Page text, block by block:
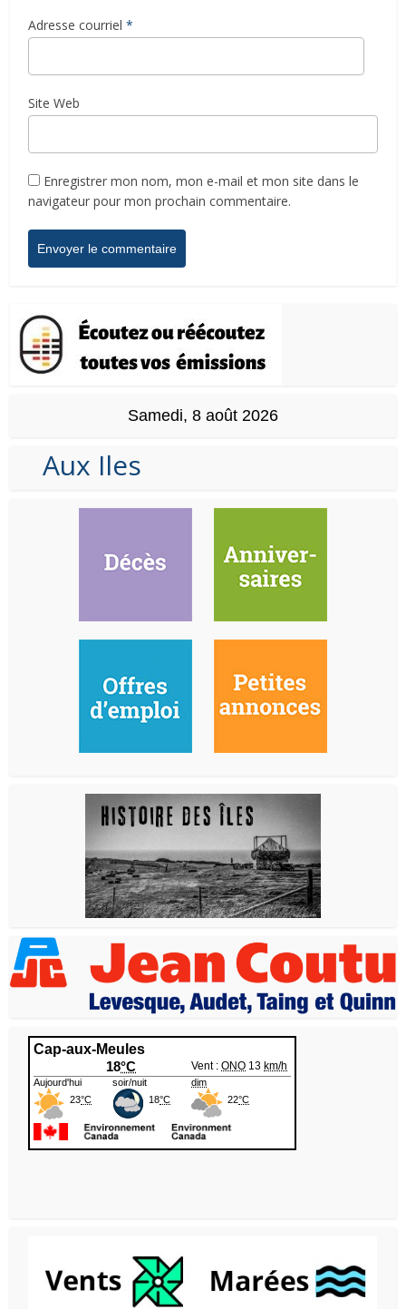
Adresse courriel *
Site Web
Enregistrer mon nom, mon e-mail et mon site dans le
navigateur pour mon prochain commentaire.
Samedi, 8 août 2026
Aux Iles